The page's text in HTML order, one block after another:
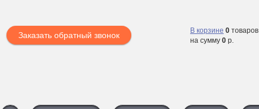
Заказать обратный звонок В корзине 0 товаров
на сумму 0 р.